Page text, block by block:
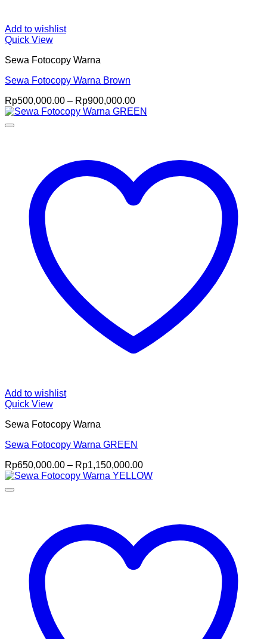
Add to wishlist
Quick View
Sewa Fotocopy Warna
Sewa Fotocopy Warna Brown
Rp500,000.00 – Rp900,000.00Price
range:
Add to wishlist
Quick View
Sewa Fotocopy Warna
Sewa Fotocopy Warna GREEN
Rp650,000.00 – Rp1,150,000.00Price
range: